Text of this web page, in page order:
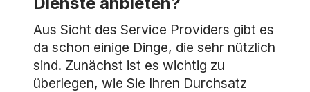
Aus Sicht des Service Providers gibt es
da schon einige Dinge, die sehr nützlich
sind. Zunächst ist es wichtig zu
überlegen, wie Sie Ihren Durchsatz